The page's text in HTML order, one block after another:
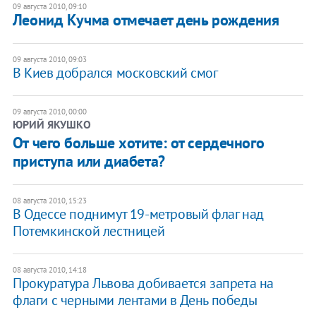
09 августа 2010, 09:10
Леонид Кучма отмечает день рождения
09 августа 2010, 09:03
В Киев добрался московский смог
09 августа 2010, 00:00
ЮРИЙ ЯКУШКО
От чего больше хотите: от сердечного
приступа или диабета?
08 августа 2010, 15:23
В Одессе поднимут 19-метровый флаг над
Потемкинской лестницей
08 августа 2010, 14:18
Прокуратура Львова добивается запрета на
флаги с черными лентами в День победы